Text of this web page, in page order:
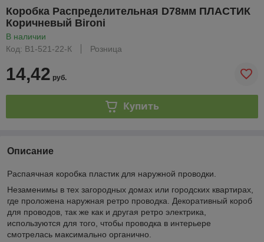
Коробка Распределительная D78мм ПЛАСТИК
Коричневый Bironi
В наличии
Код: B1-521-22-К
Розница
14,42 руб.
Купить
Описание
Распаячная коробка пластик для наружной проводки.
Незаменимы в тех загородных домах или городских квартирах,
где проложена наружная ретро проводка. Декоративный короб
для проводов, так же как и другая ретро электрика,
используются для того, чтобы проводка в интерьере
смотрелась максимально органично.